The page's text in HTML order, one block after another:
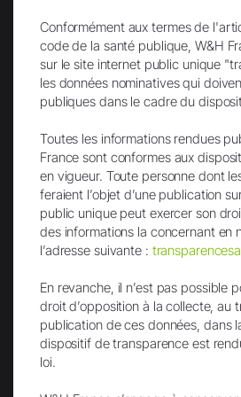
W&H
Durabilité
Historique/Le Musée
Certifications
Carrière
Au sujet de
Perspectives
Recrutement
Etudiants
W&H Students
Conformément aux termes de
code de la santé publique, W&H
sur le site internet public unique
les données nominatives qui
publiques dans le cadre du
Toutes les informations rendues
France sont conformes aux
en vigueur. Toute personne dont
feraient l’objet d’une publication
public unique peut exercer son
des informations la concernant en
l’adresse suivante :
En revanche, il n’est pas possible
droit d’opposition à la collecte, au
publication de ces données, dans
dispositif de transparence est
loi.